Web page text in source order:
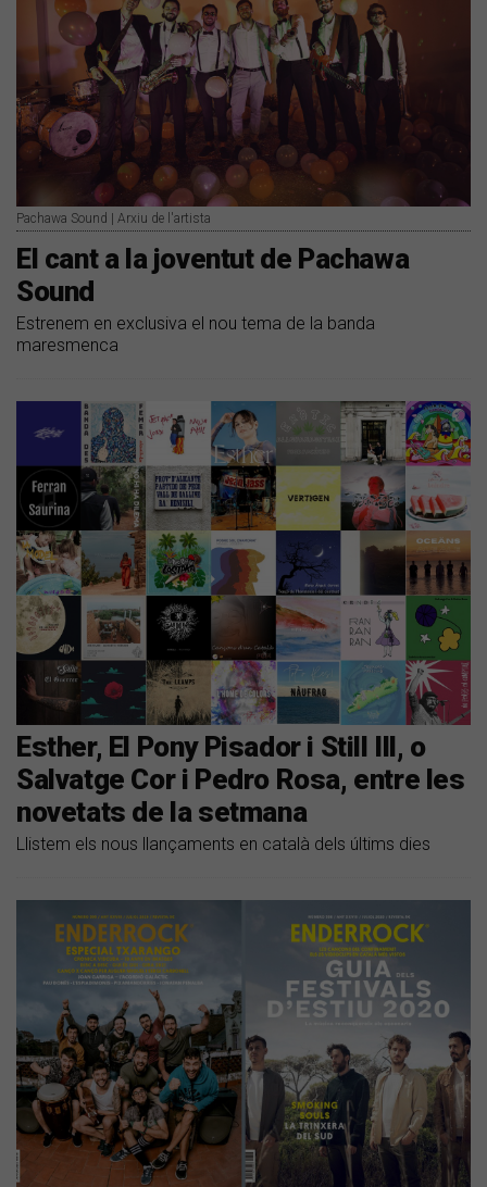
Pachawa Sound | Arxiu de l'artista
El cant a la joventut de Pachawa
Sound
Estrenem en exclusiva el nou tema de la banda
maresmenca
Esther, El Pony Pisador i Still Ill, o
Salvatge Cor i Pedro Rosa, entre les
novetats de la setmana
Llistem els nous llançaments en català dels últims dies